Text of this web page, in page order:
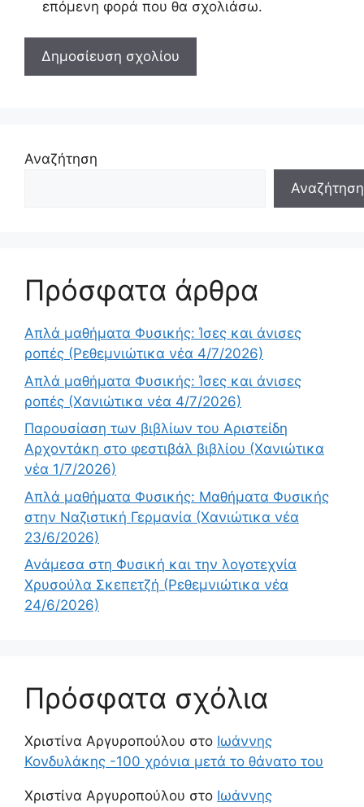
επόμενη φορά που θα σχολιάσω.
Αναζήτηση
Αναζήτηση
Πρόσφατα άρθρα
Απλά μαθήματα Φυσικής: Ίσες και άνισες
ροπές (Ρεθεμνιώτικα νέα 4/7/2026)
Απλά μαθήματα Φυσικής: Ίσες και άνισες
ροπές (Χανιώτικα νέα 4/7/2026)
Παρουσίαση των βιβλίων του Αριστείδη
Αρχοντάκη στο φεστιβάλ βιβλίου (Χανιώτικα
νέα 1/7/2026)
Απλά μαθήματα Φυσικής: Μαθήματα Φυσικής
στην Ναζιστική Γερμανία (Χανιώτικα νέα
23/6/2026)
Ανάμεσα στη Φυσική και την λογοτεχνία
Χρυσούλα Σκεπετζή (Ρεθεμνιώτικα νέα
24/6/2026)
Πρόσφατα σχόλια
Χριστίνα Αργυροπούλου στο Ιωάννης
Κονδυλάκης -100 χρόνια μετά το θάνατο του
Χριστίνα Αργυροπούλου στο Ιωάννης